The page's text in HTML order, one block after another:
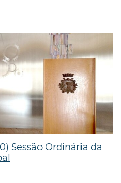
Sessão Ordinária da